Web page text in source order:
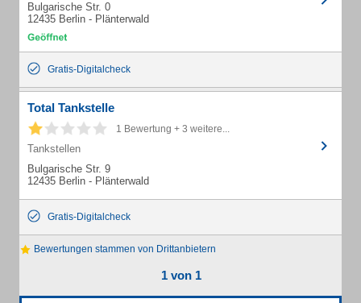
Bulgarische Str. 0
12435 Berlin - Plänterwald
Gratis-Digitalcheck
Total Tankstelle
1 Bewertung + 3 weitere...
Tankstellen
Bulgarische Str. 9
12435 Berlin - Plänterwald
Gratis-Digitalcheck
Bewertungen stammen von Drittanbietern
1 von 1